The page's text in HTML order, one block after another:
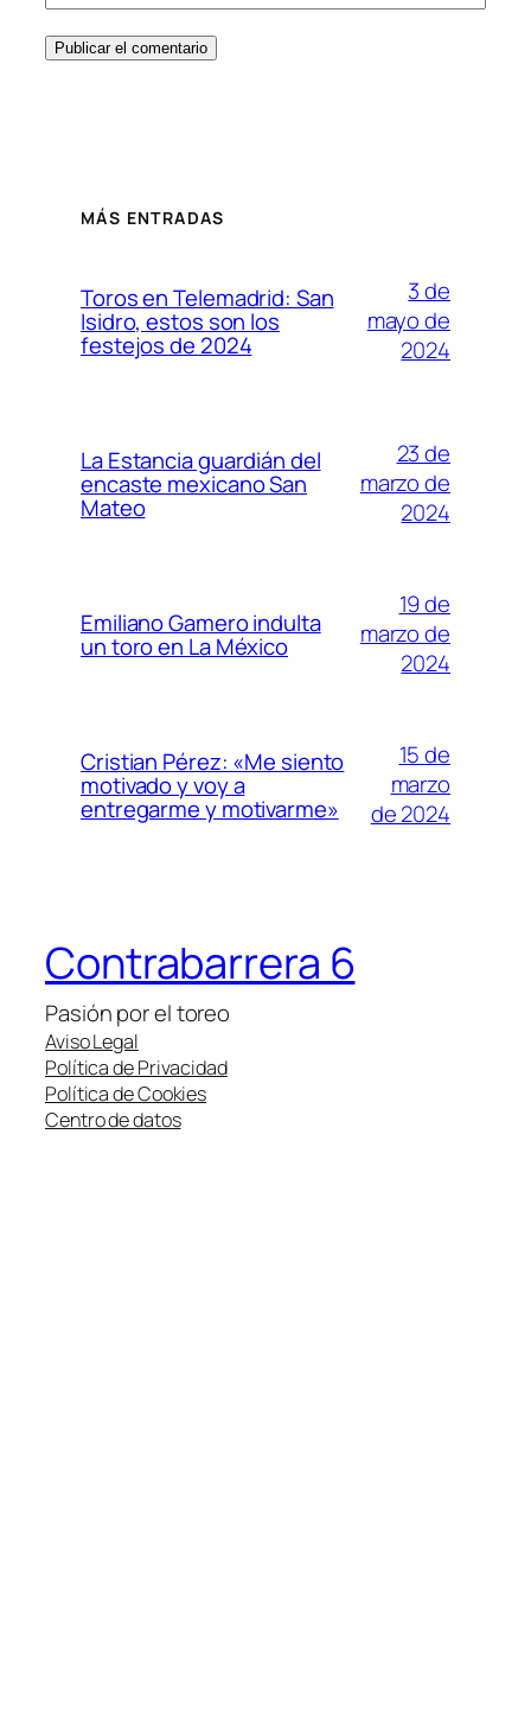
MÁS ENTRADAS
Toros en Telemadrid: San
Isidro, estos son los
festejos de 2024
3 de
mayo de
2024
La Estancia guardián del
encaste mexicano San
Mateo
23 de
marzo de
2024
Emiliano Gamero indulta
un toro en La México
19 de
marzo de
2024
Cristian Pérez: «Me siento
motivado y voy a
entregarme y motivarme»
15 de
marzo
de 2024
Contrabarrera 6
Pasión por el toreo
Aviso Legal
Política de Privacidad
Política de Cookies
Centro de datos